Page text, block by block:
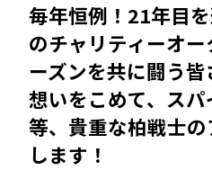
毎年恒例！21年目
のチャリティーオ
ーズンを共に闘う
想いをこめて、ス
等、貴重な柏戦士
します！